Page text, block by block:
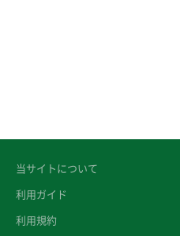
当サイトについて
利用ガイド
利用規約